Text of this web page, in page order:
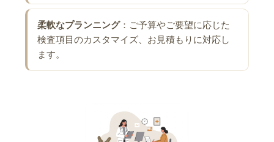
柔軟なプランニング：ご予算やご要望に応じた
検査項目のカスタマイズ、お見積もりに対応し
ます。